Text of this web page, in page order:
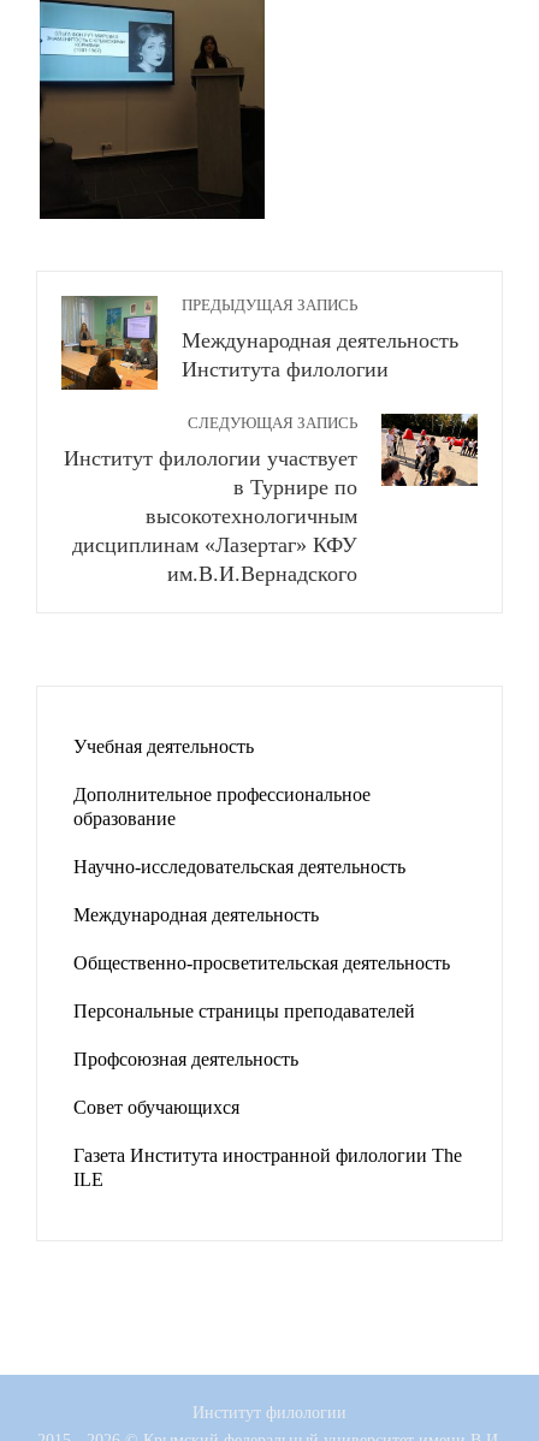
ПРЕДЫДУЩАЯ ЗАПИСЬ
Международная деятельность
Института филологии
СЛЕДУЮЩАЯ ЗАПИСЬ
Институт филологии участвует
в Турнире по
высокотехнологичным
дисциплинам «Лазертаг» КФУ
им.В.И.Вернадского
Учебная деятельность
Дополнительное профессиональное
образование
Научно-исследовательская деятельность
Международная деятельность
Общественно-просветительская деятельность
Персональные страницы преподавателей
Профсоюзная деятельность
Совет обучающихся
Газета Института иностранной филологии The
ILE
Институт филологии